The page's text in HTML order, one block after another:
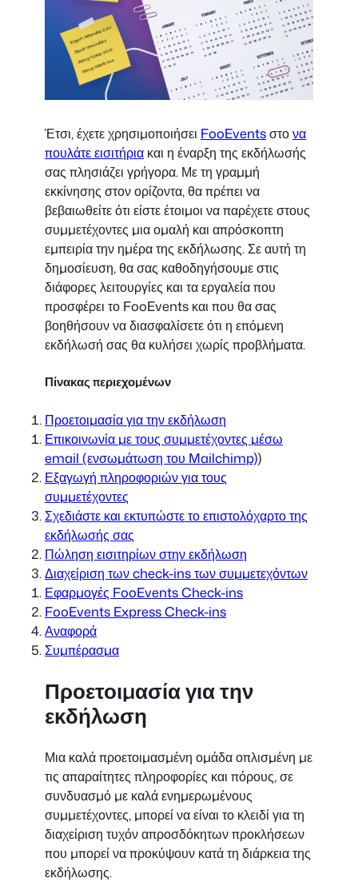
Έτσι, έχετε χρησιμοποιήσει FooEventsστονα
πουλάτε εισιτήρια και η έναρξη της εκδήλωσής
σας πλησιάζει γρήγορα. Με τη γραμμή
εκκίνησης στον ορίζοντα, θα πρέπει να
βεβαιωθείτε ότι είστε έτοιμοι να παρέχετε στους
συμμετέχοντες μια ομαλή και απρόσκοπτη
εμπειρία την ημέρα της εκδήλωσης. Σε αυτή τη
δημοσίευση, θα σας καθοδηγήσουμε στις
διάφορες λειτουργίες και τα εργαλεία που
προσφέρει το FooEvents και που θα σας
βοηθήσουν να διασφαλίσετε ότι η επόμενη
εκδήλωσή σας θα κυλήσει χωρίς προβλήματα.
Πίνακας περιεχομένων
Προετοιμασία για την εκδήλωση
Επικοινωνία με τους συμμετέχοντες μέσω
email (ενσωμάτωση του Mailchimp))
Εξαγωγή πληροφοριών για τους
συμμετέχοντες
Σχεδιάστε και εκτυπώστε το επιστολόχαρτο της
εκδήλωσής σας
Πώληση εισιτηρίων στην εκδήλωση
Διαχείριση των check-ins των συμμετεχόντων
Εφαρμογές FooEvents Check-ins
FooEvents Express Check-ins
Αναφορά
Συμπέρασμα
Προετοιμασία για την
εκδήλωση
Μια καλά προετοιμασμένη ομάδα οπλισμένη με
τις απαραίτητες πληροφορίες και πόρους, σε
συνδυασμό με καλά ενημερωμένους
συμμετέχοντες, μπορεί να είναι το κλειδί για τη
διαχείριση τυχόν απροσδόκητων προκλήσεων
που μπορεί να προκύψουν κατά τη διάρκεια της
εκδήλωσης.